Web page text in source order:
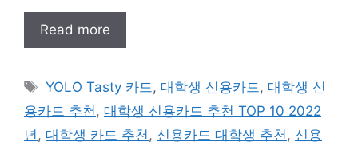
Read more
태
그
YOLO Tasty 카드,대학생 신용카드,대학생 신
용카드 추천, 대학생 신용카드 추천 TOP 10 2022
년, 대학생 카드 추천, 신용카드 대학생 추천, 신용